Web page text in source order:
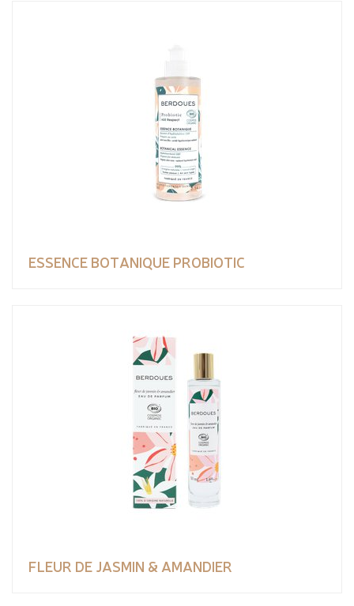
ESSENCE BOTANIQUE PROBIOTIC
FLEUR DE JASMIN & AMANDIER